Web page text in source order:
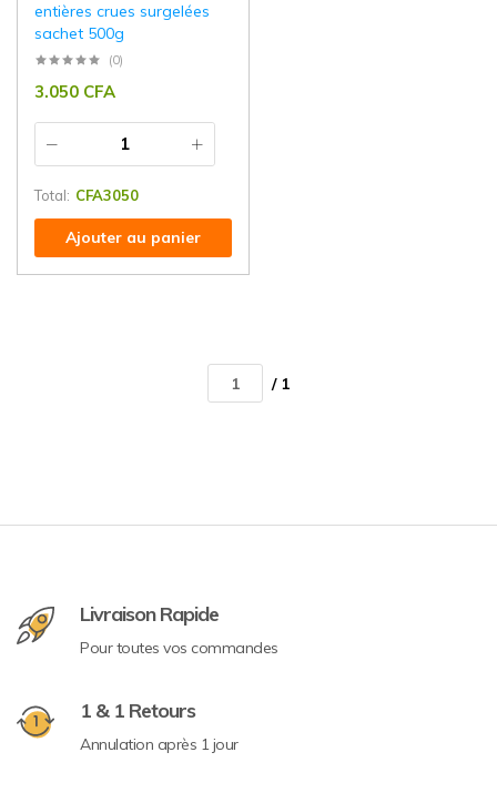
entières crues surgelées
sachet 500g
(0)
3.050 CFA
Total: CFA3050
Ajouter au panier
/ 1
Livraison Rapide
Pour toutes vos commandes
1 & 1 Retours
Annulation après 1 jour